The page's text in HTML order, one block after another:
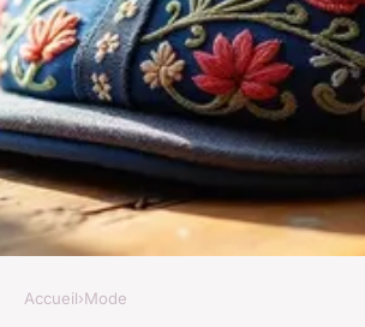
Accueil›Mode